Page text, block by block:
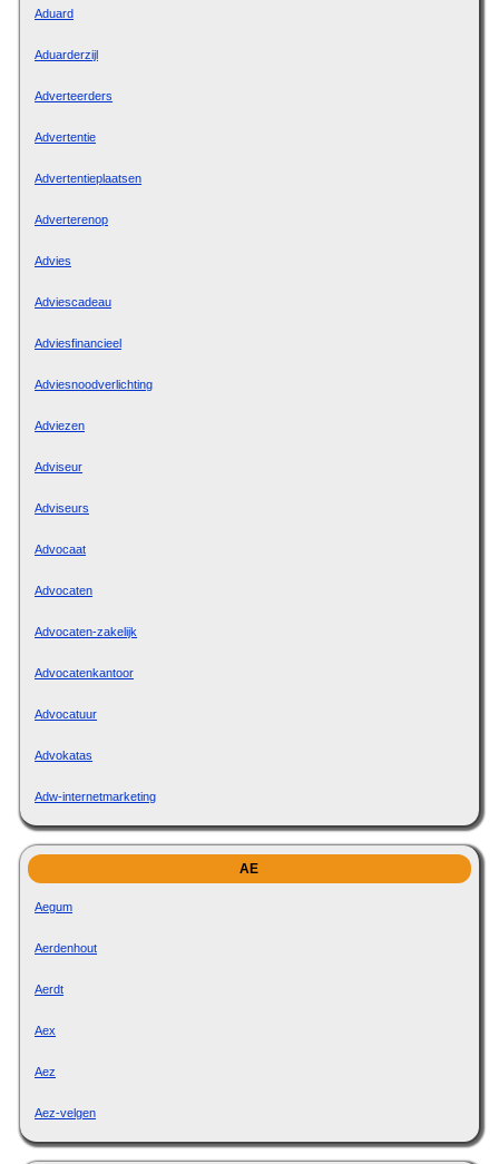
Aduard
Aduarderzijl
Adverteerders
Advertentie
Advertentieplaatsen
Adverterenop
Advies
Adviescadeau
Adviesfinancieel
Adviesnoodverlichting
Adviezen
Adviseur
Adviseurs
Advocaat
Advocaten
Advocaten-zakelijk
Advocatenkantoor
Advocatuur
Advokatas
Adw-internetmarketing
AE
Aegum
Aerdenhout
Aerdt
Aex
Aez
Aez-velgen